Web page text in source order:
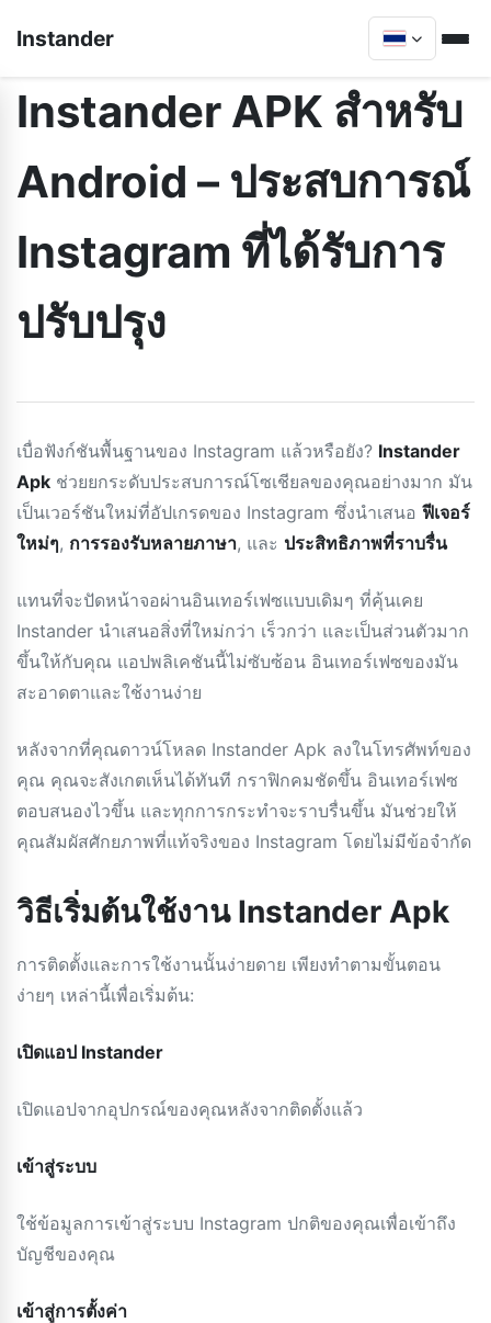
Instander
Instander APK สำหรับ
Android – ประสบการณ์
Instagram ที่ได้รับการ
ปรับปรุง
เบื่อฟังก์ชันพื้นฐานของ Instagram แล้วหรือยัง? Instander
Apk ช่วยยกระดับประสบการณ์โซเชียลของคุณอย่างมาก มัน
เป็นเวอร์ชันใหม่ที่อัปเกรดของ Instagram ซึ่งนำเสนอ ฟีเจอร์
ใหม่ๆ, การรองรับหลายภาษา, และ ประสิทธิภาพที่ราบรื่น
แทนที่จะปัดหน้าจอผ่านอินเทอร์เฟซแบบเดิมๆ ที่คุ้นเคย
Instander นำเสนอสิ่งที่ใหม่กว่า เร็วกว่า และเป็นส่วนตัวมาก
ขึ้นให้กับคุณ แอปพลิเคชันนี้ไม่ซับซ้อน อินเทอร์เฟซของมัน
สะอาดตาและใช้งานง่าย
หลังจากที่คุณดาวน์โหลด Instander Apk ลงในโทรศัพท์ของ
คุณ คุณจะสังเกตเห็นได้ทันที กราฟิกคมชัดขึ้น อินเทอร์เฟซ
ตอบสนองไวขึ้น และทุกการกระทำจะราบรื่นขึ้น มันช่วยให้
คุณสัมผัสศักยภาพที่แท้จริงของ Instagram โดยไม่มีข้อจำกัด
วิธีเริ่มต้นใช้งาน Instander Apk
การติดตั้งและการใช้งานนั้นง่ายดาย เพียงทำตามขั้นตอน
ง่ายๆ เหล่านี้เพื่อเริ่มต้น:
เปิดแอป Instander
เปิดแอปจากอุปกรณ์ของคุณหลังจากติดตั้งแล้ว
เข้าสู่ระบบ
ใช้ข้อมูลการเข้าสู่ระบบ Instagram ปกติของคุณเพื่อเข้าถึง
บัญชีของคุณ
เข้าสู่การตั้งค่า